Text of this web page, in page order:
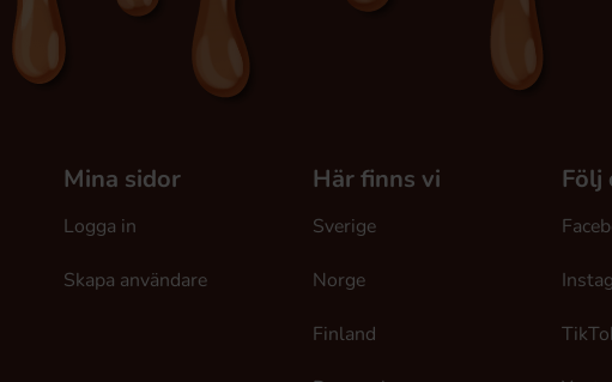
Mina sidor
Logga in
Skapa användare
Här finns vi
Sverige
Norge
Finland
Följ